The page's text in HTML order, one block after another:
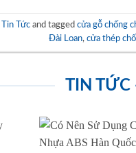
Tin Tứcand tagged cửa gỗ chống
Đài Loan, cửa thép
TIN